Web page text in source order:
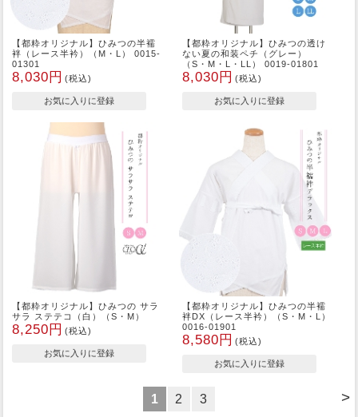
【都粋オリジナル】ひみつの半襦
袢（レース半衿）（M・L） 0015-
01301
8,030円 (税込)
【都粋オリジナル】ひみつの透け
ない夏の和装ペチ（グレー）
（S・M・L・LL） 0019-01801
8,030円 (税込)
【都粋オリジナル】ひみつの サラ
サラ ステテコ（白）（S・M）
8,250円 (税込)
【都粋オリジナル】ひみつの半襦
袢DX（レース半衿）（S・M・L）
0016-01901
8,580円 (税込)
>
1 2 3